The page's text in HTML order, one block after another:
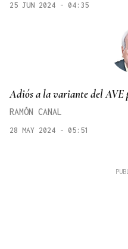
25 JUN 2024 - 04:35
Adiós a la variante del AVE
RAMÓN CANAL
28 MAY 2024 - 05:51